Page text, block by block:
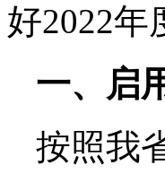
好2022年
一、启
按照我